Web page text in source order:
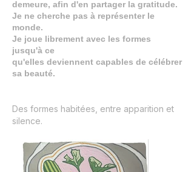
demeure, afin d'en partager la gratitude.
Je ne cherche pas à représenter le
monde.
Je joue librement avec les formes
jusqu'à ce
qu'elles deviennent capables de célébrer
sa beauté.
Des formes habitées, entre apparition et
silence.